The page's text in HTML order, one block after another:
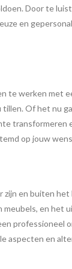
Door te
en
te werken met
Of het nu
transformeren
op jouw
en buiten het
meubels, en het
professioneel
aspecten en